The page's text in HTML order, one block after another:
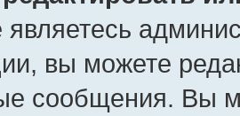
вы можете
сообщения. Вы